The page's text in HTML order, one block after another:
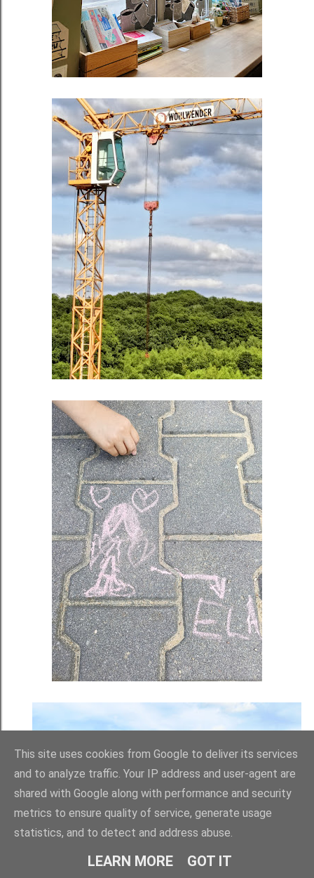
This site uses cookies from Google to deliver its services
and to analyze traffic. Your IP address and user-agent are
shared with Google along with performance and security
metrics to ensure quality of service, generate usage
statistics, and to detect and address abuse.
LEARN MORE GOT IT